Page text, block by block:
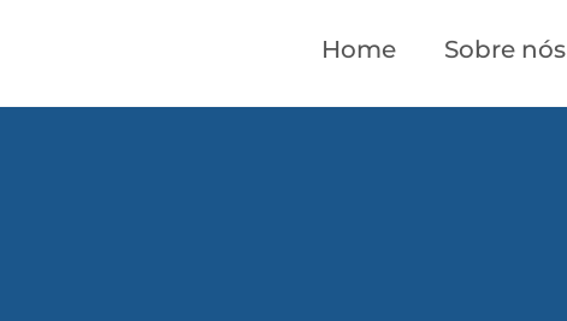
Home Sobre nós